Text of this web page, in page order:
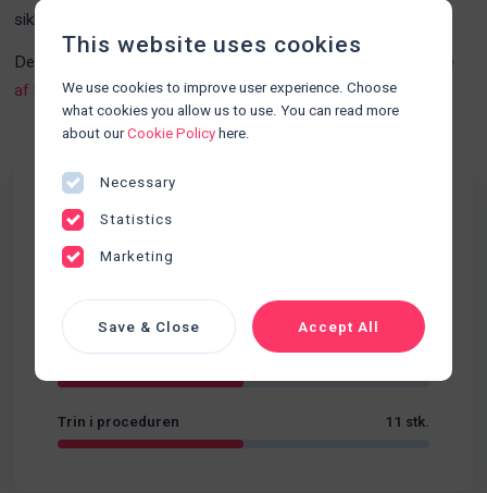
sikkerhed og sundhed.
Denne procedurer kan med fordel kombineres med
Udførelse
af hånddesinfektion
Fakta
Kategori
Sværhedsgrad Begynder
Trin i proceduren 11 stk.
This website uses cookies
We use cookies to improve user experience. Choose
what cookies you allow us to use. You can read more
about ourCookie Policy here.
Necessary
Statistics
Marketing
Save & Close Accept All